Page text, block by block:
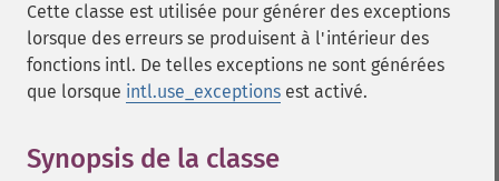
Cette classe est utilisée pour générer des exceptions
lorsque des erreurs se produisent à l'intérieur des
fonctions intl. De telles exceptions ne sont générées
que lorsque intl.use_exceptions est activé.
Synopsis de la classe